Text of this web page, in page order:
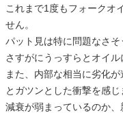
これまで1度もフォークオ
せん。
パット見は特に問題なさ
さすがにうっすらとオイル
また、内部な相当に劣化
とガツンとした衝撃を感じ
減衰が弱まっているのか